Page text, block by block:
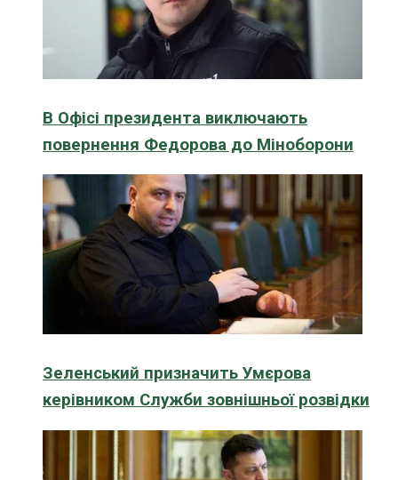
В Офісі президента виключають
повернення Федорова до Міноборони
Зеленський призначить Умєрова
керівником Служби зовнішньої розвідки